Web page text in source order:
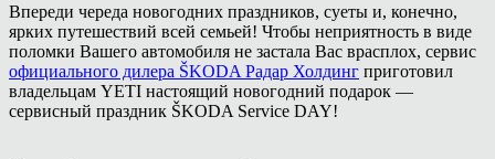
Впереди череда новогодних праздников, суеты и, конечно,
ярких путешествий всей семьей! Чтобы неприятность в виде
поломки Вашего автомобиля не застала Вас врасплох, сервис
официального дилера ŠKODA Радар Холдинг приготовил
владельцам YETI настоящий новогодний подарок —
сервисный праздник ŠKODA Service DAY!